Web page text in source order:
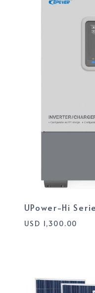
UPower-Hi
USD 1,300.00